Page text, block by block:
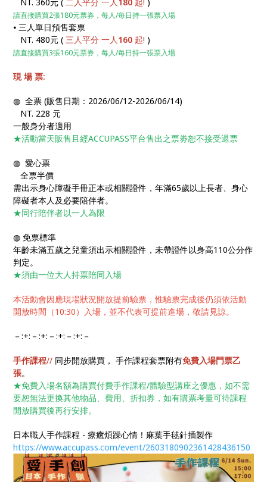
請直接購買2張180元票券，每人/每日持一張票入場
⦁ 三人單日預售套票
NT. 480元 (三人平分 一人160 起! )
請直接購買3張160元票券，每人/每日持一張票入場
現 場 票:
◍ 全票(販售日期：2026/06/12-2026/06/14)
NT. 228 元
一般身分者適用
★活動當天販售且經ACCUPASS平台售出之票劵恕不接受退票
◍ 愛心票
全票半價
需出示身心障礙手冊正本或相關證件，年滿65歲以上長者、身心
障礙者本人及必要陪伴者。
★同行陪伴者以一人為限
◍ 免票標準
年齡未滿五歲之兒童須出示相關證件，未帶證件以身高110公分作
判定。
★須由一位大人持票陪同入場
本活動會因應現場狀況開放提前驗票，惟驗票完成後仍須依活動
開放時間（10:30）入場，並不代表可提前進場，敬請見諒。
－:+:－:+:－:+:－:+:－
手作課程// 同步開放購買， 手作課程套票附有免費入場門票乙
張。
★免費入場名額為購買付費手作課程/體驗型講座之優惠，如不需
要恕無法更換其他物品、費用、折扣券，如有購票考量可待課程
開放購買後再行安排。
日本職人手作課程 - 療癒煩躁心情！麻葉手毬針插製作
https://www.accupass.com/event/2603180902361428436150